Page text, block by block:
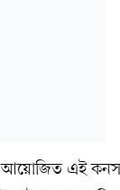
আয়োজিত এই